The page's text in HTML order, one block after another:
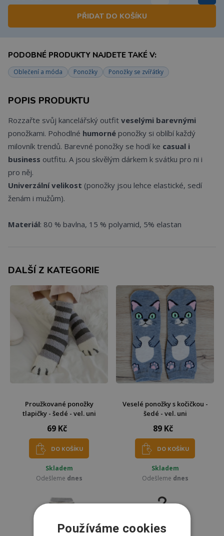
PŘIDAT DO KOŠÍKU
PODOBNÉ PRODUKTY NAJDETE TAKÉ V:
Oblečení a móda Ponožky Ponožky se zvířátky
POPIS PRODUKTU
Rozzařte svůj kancelářský outfit veselými barevnými
ponožkami. Pohodlné humorné ponožky si oblíbí každý
milovník trendů. Barevné ponožky se hodí ke casual i
business outfitu. A jsou skvělým dárkem k svátku pro ni i
pro něj.
Univerzální velikost (ponožky jsou lehce elastické, sedí
ženám i mužům).
Materiál: 80 % bavlna, 15 % polyamid, 5% elastan
DALŠÍ Z KATEGORIE
Proužkované ponožky
tlapičky - šedé - vel. uni
69 Kč
DO KOŠÍKU
Skladem
Odešleme dnes
Veselé ponožky s kočičkou -
šedé - vel. uni
89 Kč
DO KOŠÍKU
Skladem
Odešleme dnes
Používáme cookies